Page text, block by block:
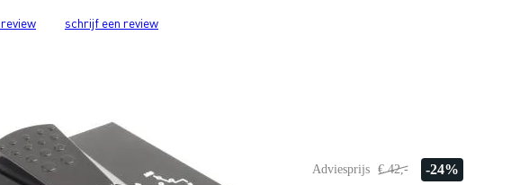
review schrijf een review
Adviesprijs € 42,- -24%